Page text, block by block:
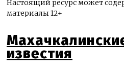
Настоящий ресурс может
материалы 12+
известия